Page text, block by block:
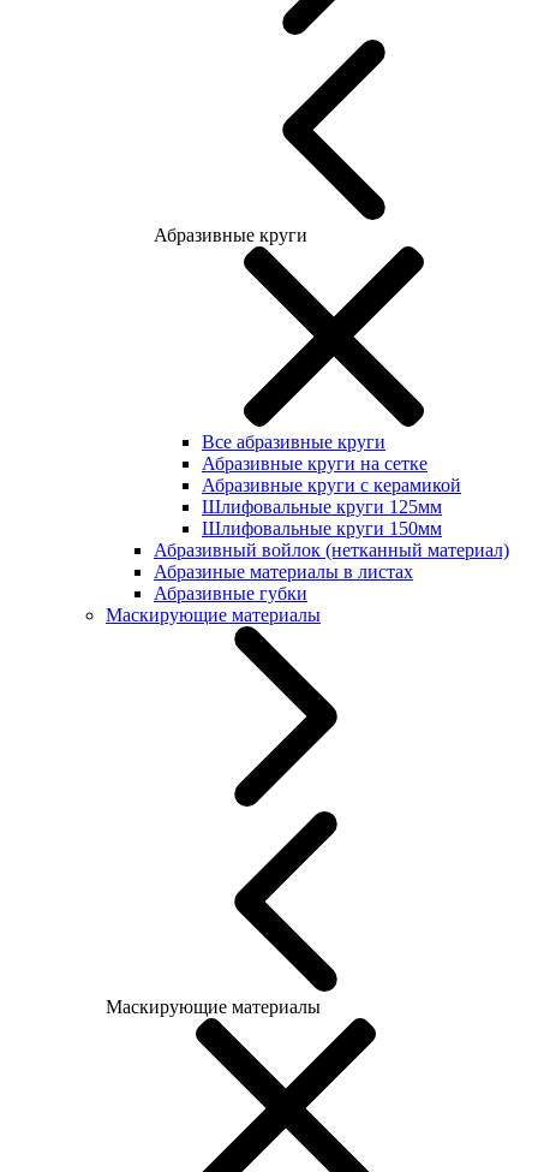
Абразивные круги
Все абразивные круги
Абразивные круги на сетке
Абразивные круги с керамикой
Шлифовальные круги 125мм
Шлифовальные круги 150мм
Абразивный войлок (нетканный материал)
Абразиные материалы в листах
Абразивные губки
Маскирующие материалы
Маскирующие материалы